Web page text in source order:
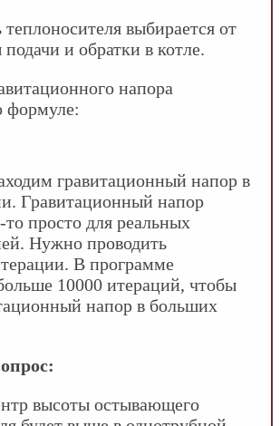
выбирается от
и обратки в котле.
напора
формуле:
гравитационный напор в
Гравитационный напор
просто для реальных
Нужно проводить
В программе
10000 итераций, чтобы
напор в больших
высоты остывающего